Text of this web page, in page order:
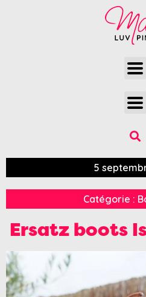
5
Catégorie :
Ersatz boots